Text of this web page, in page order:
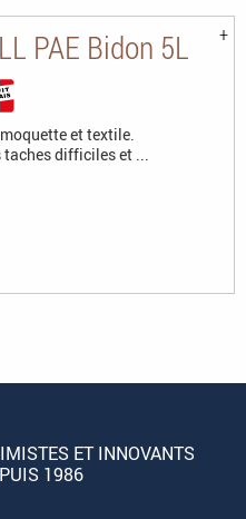
PAE Bidon 5L
et textile.
difficiles et ...
ET INNOVANTS
1986